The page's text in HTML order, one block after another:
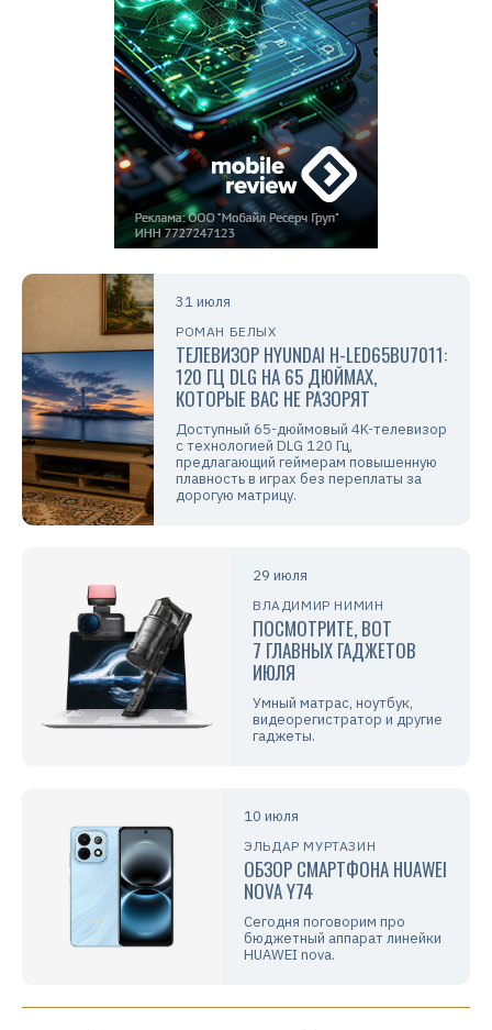
31 июля
РОМАН БЕЛЫХ
ТЕЛЕВИЗОР HYUNDAI H-LED65BU7011:
120 ГЦ DLG НА 65 ДЮЙМАХ,
КОТОРЫЕ ВАС НЕ РАЗОРЯТ
Доступный 65-дюймовый 4K-телевизор
с технологией DLG 120 Гц,
предлагающий геймерам повышенную
плавность в играх без переплаты за
дорогую матрицу.
29 июля
ВЛАДИМИР НИМИН
ПОСМОТРИТЕ, ВОТ
7 ГЛАВНЫХ ГАДЖЕТОВ
ИЮЛЯ
Умный матрас, ноутбук,
видеорегистратор и другие
гаджеты.
10 июля
ЭЛЬДАР МУРТАЗИН
ОБЗОР СМАРТФОНА HUAWEI
NOVA Y74
Сегодня поговорим про
бюджетный аппарат линейки
HUAWEI nova.